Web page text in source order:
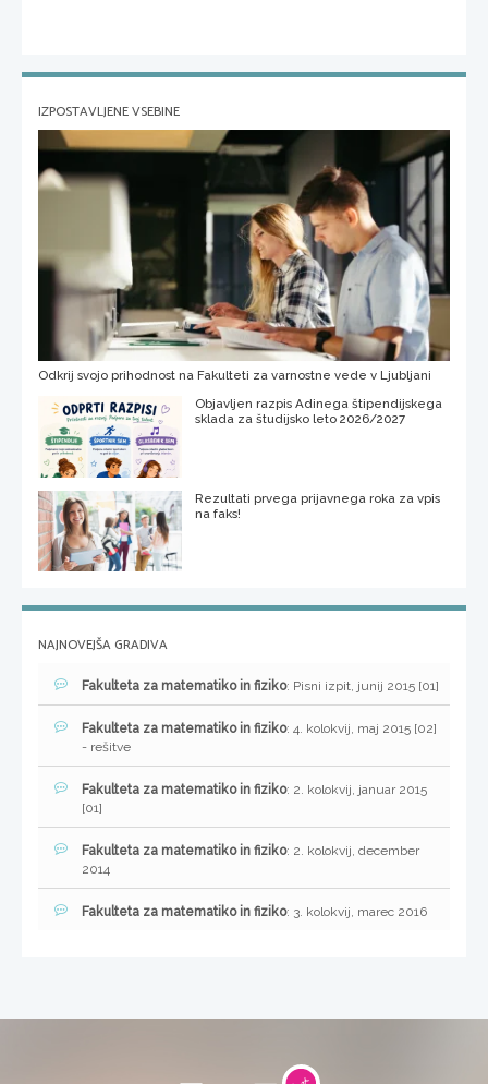
IZPOSTAVLJENE VSEBINE
Odkrij svojo prihodnost na Fakulteti za varnostne vede v Ljubljani
Objavljen razpis Adinega štipendijskega
sklada za študijsko leto 2026/2027
Rezultati prvega prijavnega roka za vpis
na faks!
NAJNOVEJŠA GRADIVA
Fakulteta za matematiko in fiziko: Pisni izpit, junij 2015 [01]
Fakulteta za matematiko in fiziko: 4. kolokvij, maj 2015 [02]
- rešitve
Fakulteta za matematiko in fiziko: 2. kolokvij, januar 2015
[01]
Fakulteta za matematiko in fiziko: 2. kolokvij, december
2014
Fakulteta za matematiko in fiziko: 3. kolokvij, marec 2016